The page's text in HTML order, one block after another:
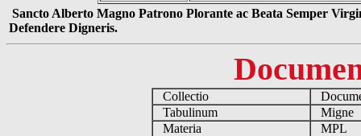
Sancto Alberto Magno Patrono Plorante ac Beata Semper
Defendere Digneris.
Collectio
Tabulinum
Migne
Materia
MPL